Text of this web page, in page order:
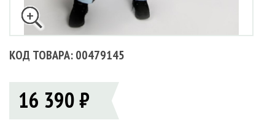
КОД ТОВАРА: 00479145
16 390 ₽